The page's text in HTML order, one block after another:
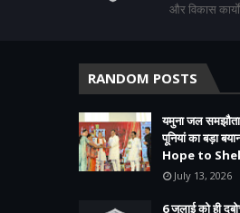
और विकास
RANDOM POSTS
यमुना जल
पूनियां का बड़ा
Hope to
July 13, 2026
6 जुलाई को ही